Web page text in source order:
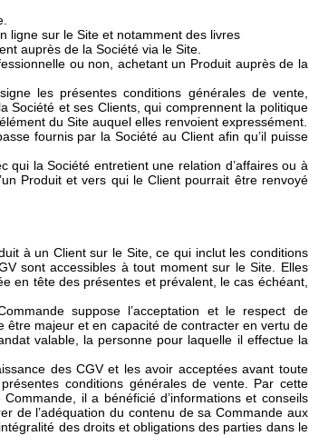
ligne sur le Site et notamment des livres
auprès de la Société via le Site.
ou non, achetant un Produit auprès de la
les présentes conditions générales de vente,
Société et ses Clients, qui comprennent la politique
du Site auquel elles renvoient expressément.
fournis par la Société au Client afin qu’il puisse
la Société entretient une relation d’affaires ou à
Produit et vers qui le Client pourrait être renvoyé
à un Client sur le Site, ce qui inclut les conditions
sont accessibles à tout moment sur le Site. Elles
en tête des présentes et prévalent, le cas échéant,
suppose l’acceptation et le respect de
être majeur et en capacité de contracter en vertu de
valable, la personne pour laquelle il effectue la
des CGV et les avoir acceptées avant toute
conditions générales de vente. Par cette
il a bénéficié d’informations et conseils
de l’adéquation du contenu de sa Commande aux
des droits et obligations des parties dans le